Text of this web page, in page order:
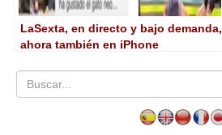
LaSexta, en directo y bajo demanda,
ahora también en iPhone